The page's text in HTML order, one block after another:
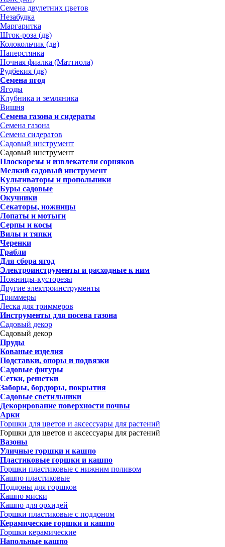
Семена двулетних цветов
Незабудка
Маргаритка
Шток-роза (дв)
Колокольчик (дв)
Наперстянка
Ночная фиалка (Маттиола)
Рудбекия (дв)
Семена ягод
Ягоды
Клубника и земляника
Вишня
Семена газона и сидераты
Семена газона
Семена сидератов
Садовый инструмент
Садовый инструмент
Плоскорезы и извлекатели сорняков
Мелкий садовый инструмент
Культиваторы и пропольники
Буры садовые
Окучники
Секаторы, ножницы
Лопаты и мотыги
Серпы и косы
Вилы и тяпки
Черенки
Грабли
Для сбора ягод
Электроинструменты и расходные к ним
Ножницы-кусторезы
Другие электроинструменты
Триммеры
Леска для триммеров
Инструменты для посева газона
Садовый декор
Садовый декор
Пруды
Кованые изделия
Подставки, опоры и подвязки
Садовые фигуры
Сетки, решетки
Заборы, бордюры, покрытия
Садовые светильники
Декорирование поверхности почвы
Арки
Горшки для цветов и аксессуары для растений
Горшки для цветов и аксессуары для растений
Вазоны
Уличные горшки и кашпо
Пластиковые горшки и кашпо
Горшки пластиковые с нижним поливом
Кашпо пластиковые
Поддоны для горшков
Кашпо миски
Кашпо для орхидей
Горшки пластиковые с поддоном
Керамические горшки и кашпо
Горшки керамические
Напольные кашпо